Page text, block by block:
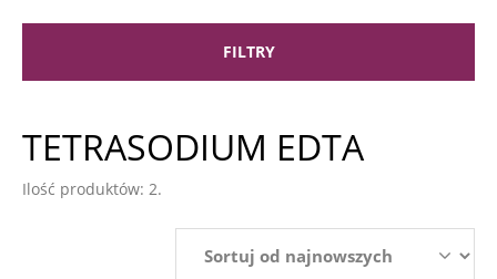
FILTRY
TETRASODIUM EDTA
Ilość produktów: 2.